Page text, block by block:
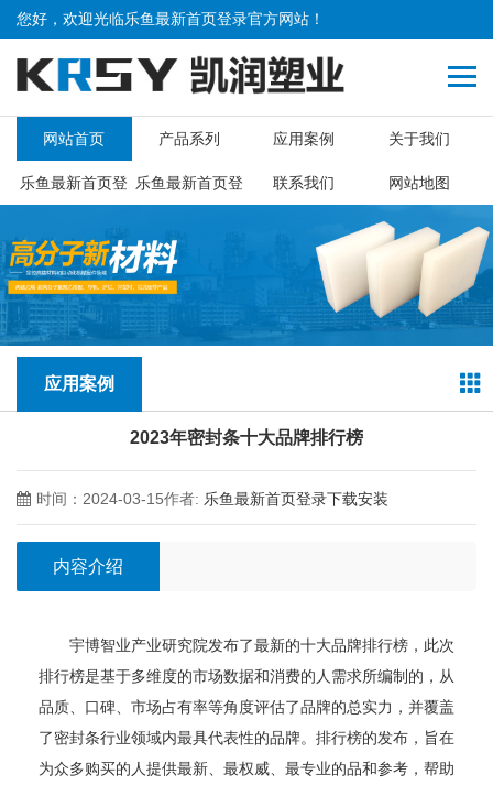
您好，欢迎光临乐鱼最新首页登录官方网站！
网站首页 产品系列 应用案例 关于我们
乐鱼最新首页登 乐鱼最新首页登 联系我们 网站地图
应用案例
2023年密封条十大品牌排行榜
时间：2024-03-15作者: 乐鱼最新首页登录下载安装
内容介绍
宇博智业产业研究院发布了最新的十大品牌排行榜，此次
排行榜是基于多维度的市场数据和消费的人需求所编制的，从
品质、口碑、市场占有率等角度评估了品牌的总实力，并覆盖
了密封条行业领域内最具代表性的品牌。排行榜的发布，旨在
为众多购买的人提供最新、最权威、最专业的品和参考，帮助